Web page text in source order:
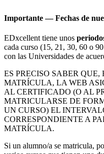
Importante — Fechas de
EDxcellent tiene unos
cada curso (15, 21, 30, 60 o
con las Universidades de
ES PRECISO SABER
MATRÍCULA, LA WEB
AL CERTIFICADO (O AL
MATRICULARSE DE
UN CURSO) EL
CORRESPONDIENTE A
MATRÍCULA.
Si un alumno/a se matricula,